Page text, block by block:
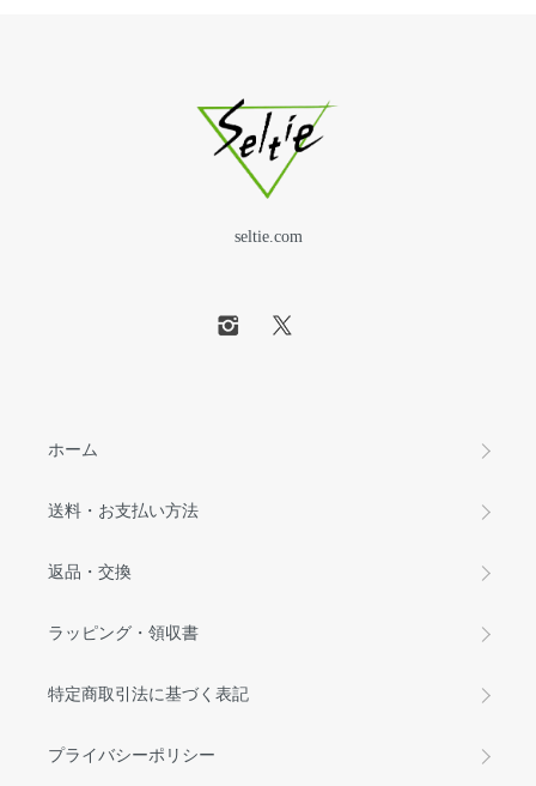
seltie.com
ホーム
送料・お支払い方法
返品・交換
ラッピング・領収書
特定商取引法に基づく表記
プライバシーポリシー